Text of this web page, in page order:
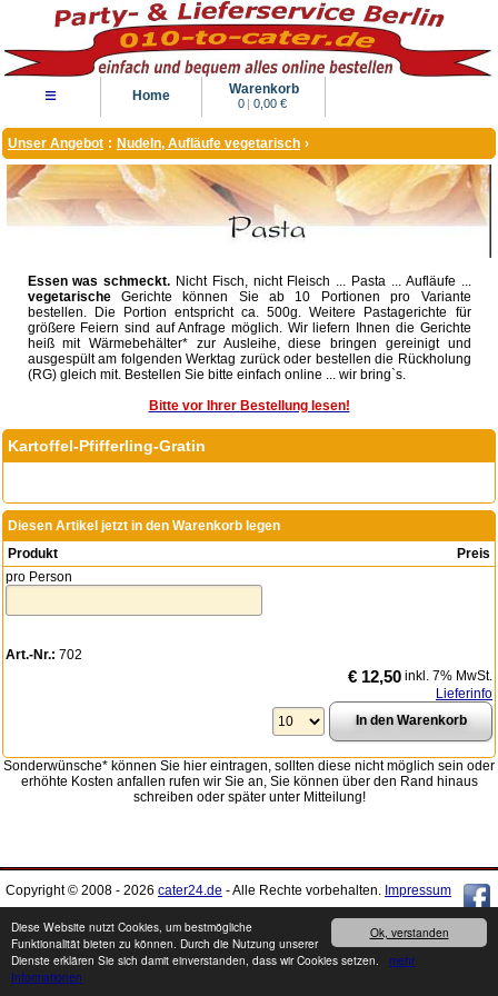
Ok, verstanden
Diese Website nutzt Cookies, um bestmögliche
Funktionalität bieten zu können. Durch die Nutzung unserer
Dienste erklären Sie sich damit einverstanden, dass wir Cookies setzen. mehr
Informationen
≡ Home Warenkorb
0 | 0,00 €
Unser Angebot : Nudeln, Aufläufe vegetarisch ›
Essen was schmeckt. Nicht Fisch, nicht Fleisch ... Pasta ... Aufläufe ...
vegetarischeGerichte können Sie ab 10 Portionen pro Variante
bestellen. Die Portion entspricht ca. 500g. Weitere Pastagerichte für
größere Feiern sind auf Anfrage möglich. Wir liefern Ihnen die Gerichte
heiß mit Wärmebehälter* zur Ausleihe, diese bringen gereinigt und
ausgespült am folgenden Werktag zurück oder bestellen die Rückholung
(RG) gleich mit. Bestellen Sie bitte einfach online ... wir bring`s.
Bitte vor Ihrer Bestellung lesen!
Kartoffel-Pfifferling-Gratin
Diesen Artikel jetzt in den Warenkorb legen
Produkt
Preis
pro Person
Art.-Nr.: 702
€ 12,50 inkl. 7% MwSt.
Lieferinfo
Sonderwünsche* können Sie hier eintragen, sollten diese nicht möglich sein oder
erhöhte Kosten anfallen rufen wir Sie an, Sie können über den Rand hinaus
schreiben oder später unter Mitteilung!
Copyright © 2008 - 2026 cater24.de - Alle Rechte vorbehalten. Impressum
Produkte können von den Abbildungen abweichen. Druckfehler / Irrtümer sowie
Preis- und Sortimentänderungen vorbehalten.